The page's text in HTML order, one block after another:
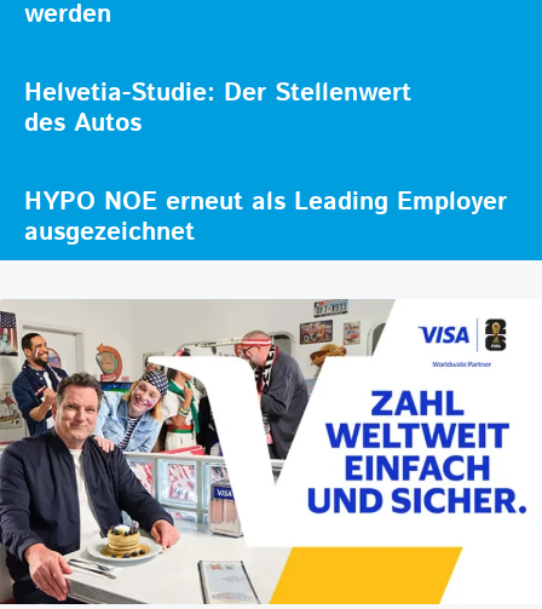
werden
Helvetia-Studie: Der Stellenwert
des Autos
HYPO NOE erneut als Leading Employer
ausgezeichnet